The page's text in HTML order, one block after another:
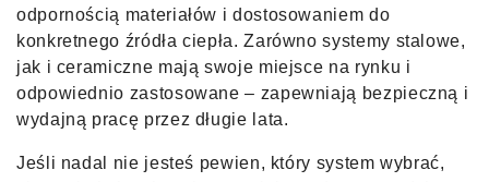
odpornością materiałów i dostosowaniem do
konkretnego źródła ciepła. Zarówno systemy stalowe,
jak i ceramiczne mają swoje miejsce na rynku i
odpowiednio zastosowane – zapewniają bezpieczną i
wydajną pracę przez długie lata.
Jeśli nadal nie jesteś pewien, który system wybrać,